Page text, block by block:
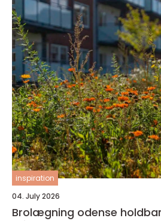
inspiration
04. July 2026
Brolægning odense holdbare og harmoniske